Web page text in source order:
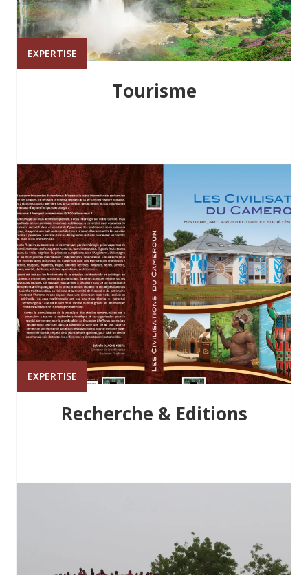
EXPERTISE
Tourisme
EXPERTISE
Recherche & Editions